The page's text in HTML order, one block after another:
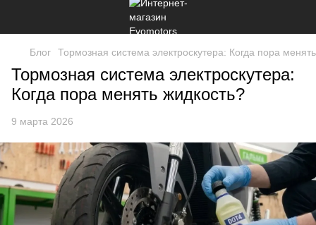
Блог Тормозная система электроскутера: Когда пора
Тормозная система электроскутера:
Когда пора менять жидкость?
9 марта 2026